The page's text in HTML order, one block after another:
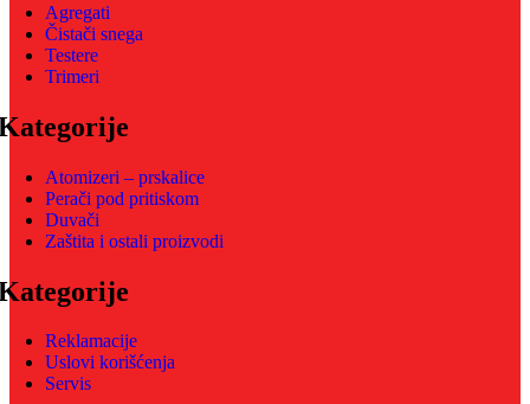
Agregati
Čistači snega
Testere
Trimeri
Atomizeri – prskalice
Perači pod pritiskom
Duvači
Zaštita i ostali proizvodi
Reklamacije
Uslovi korišćenja
Servis